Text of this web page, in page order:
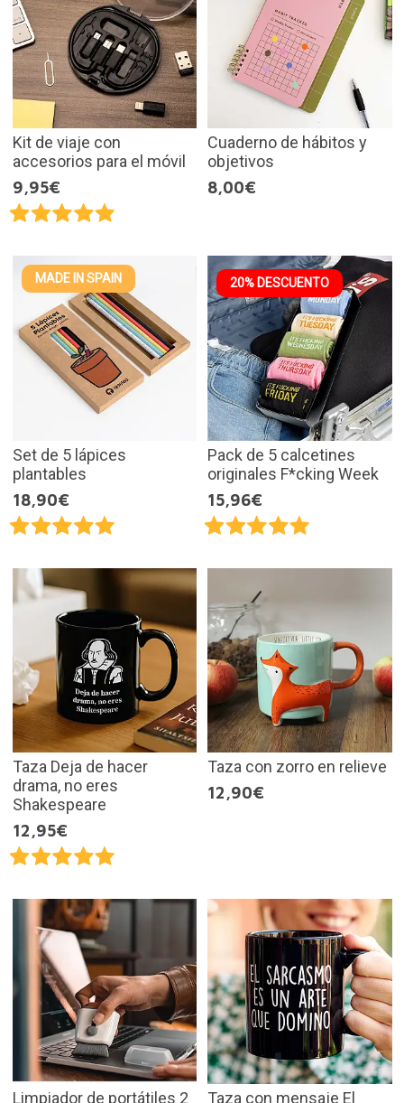
Kit de viaje con
accesorios para el móvil
9,95€
Cuaderno de hábitos y
objetivos
8,00€
MADE IN SPAIN
Set de 5 lápices
plantables
18,90€
20% DESCUENTO
Pack de 5 calcetines
originales F*cking Week
15,96€
Taza Deja de hacer
drama, no eres
Shakespeare
12,95€
Taza con zorro en relieve
12,90€
Limpiador de portátiles 2 Taza con mensaje El